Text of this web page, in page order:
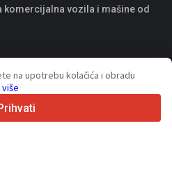
komercijalna vozila i mašine od
na upotrebu kolačića i obradu